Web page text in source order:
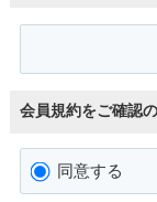
会員規約をご確認
同意する